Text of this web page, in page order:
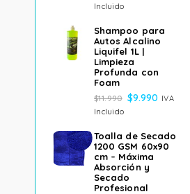
Incluido
Shampoo para
Autos Alcalino
Liquifel 1L |
Limpieza
Profunda con
Foam
$11.990 $9.990 IVA
Incluido
Toalla de Secado
1200 GSM 60x90
cm – Máxima
Absorción y
Secado
Profesional